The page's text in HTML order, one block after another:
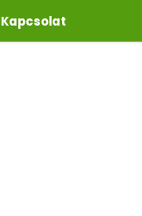
Kapcsolat